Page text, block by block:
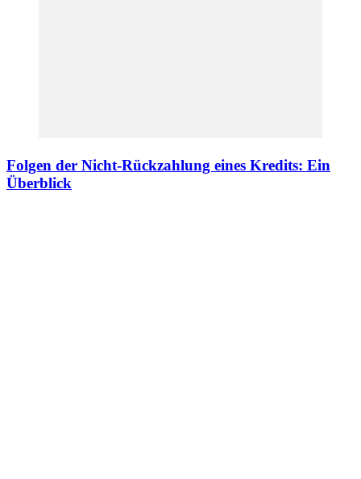
Folgen der Nicht-Rückzahlung eines Kredits: Ein
Überblick